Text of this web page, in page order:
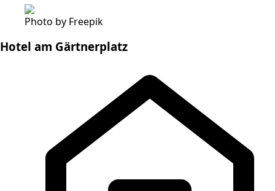
Photo by Freepik
Hotel am Gärtnerplatz